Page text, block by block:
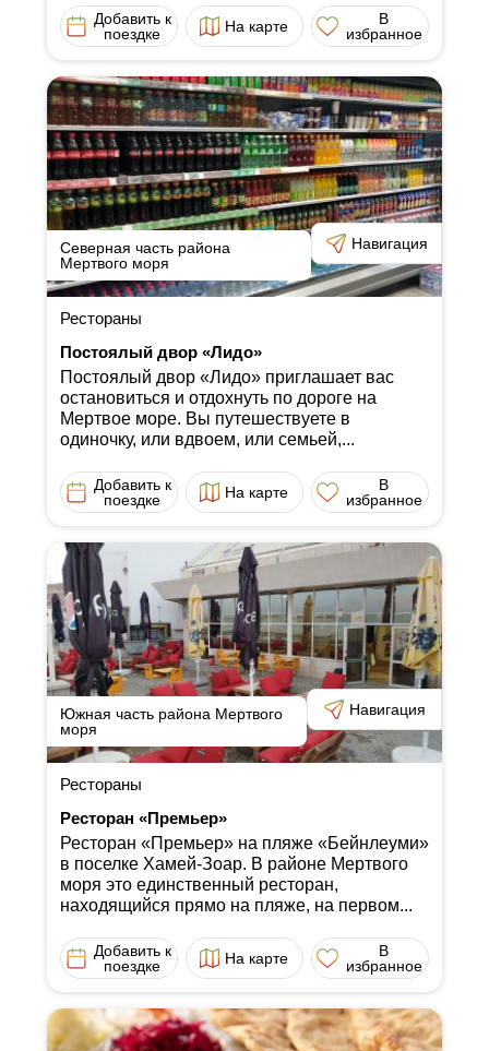
Добавить к
поездке
На карте
В
избранное
Северная часть района
Мертвого моря
Навигация
Рестораны
Постоялый двор «Лидо»
Постоялый двор «Лидо» приглашает вас
остановиться и отдохнуть по дороге на
Мертвое море. Вы путешествуете в
одиночку, или вдвоем, или семьей,...
Добавить к
поездке
На карте
В
избранное
Южная часть района Мертвого
моря
Навигация
Рестораны
Ресторан «Премьер»
Ресторан «Премьер» на пляже «Бейнлеуми»
в поселке Хамей-Зоар. В районе Мертвого
моря это единственный ресторан,
находящийся прямо на пляже, на первом...
Добавить к
поездке
На карте
В
избранное